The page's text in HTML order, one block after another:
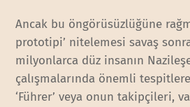
Ancak bu öngörüsüzlüğüne
prototipi’ nitelemesi savaş
milyonlarca düz insanın
çalışmalarında önemli
‘Führer’ veya onun takipçileri,